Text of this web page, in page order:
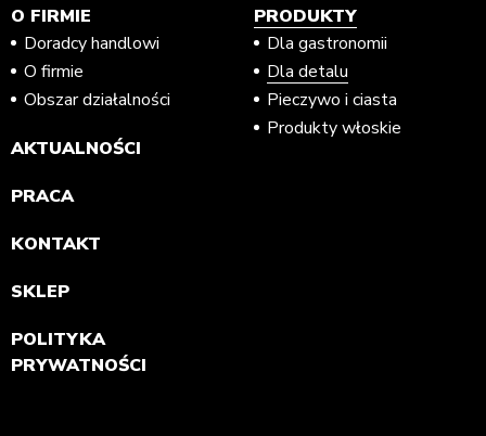
O FIRMIE
Doradcy handlowi
O firmie
Obszar działalności
AKTUALNOŚCI
PRACA
KONTAKT
SKLEP
POLITYKA
PRYWATNOŚCI
PRODUKTY
Dla gastronomii
Dla detalu
Pieczywo i ciasta
Produkty włoskie